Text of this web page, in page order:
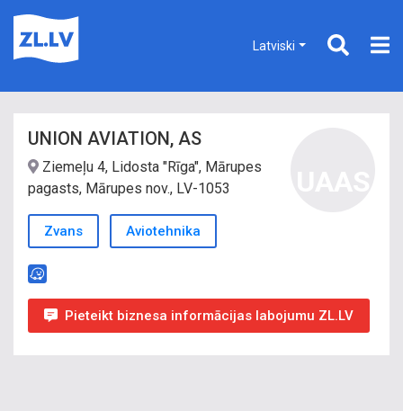
Latviski
UNION AVIATION, AS
Ziemeļu 4, Lidosta "Rīga", Mārupes
pagasts, Mārupes nov., LV-1053
Zvans Aviotehnika
Pieteikt biznesa informācijas labojumu ZL.LV